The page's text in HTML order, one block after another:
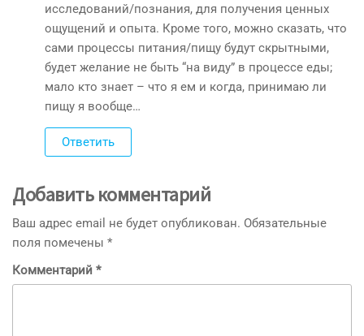
исследований/познания, для получения ценных
ощущений и опыта. Кроме того, можно сказать, что
сами процессы питания/пищу будут скрытными,
будет желание не быть “на виду” в процессе еды;
мало кто знает – что я ем и когда, принимаю ли
пищу я вообще…
Ответить
Добавить комментарий
Ваш адрес email не будет опубликован. Обязательные
поля помечены *
Комментарий *